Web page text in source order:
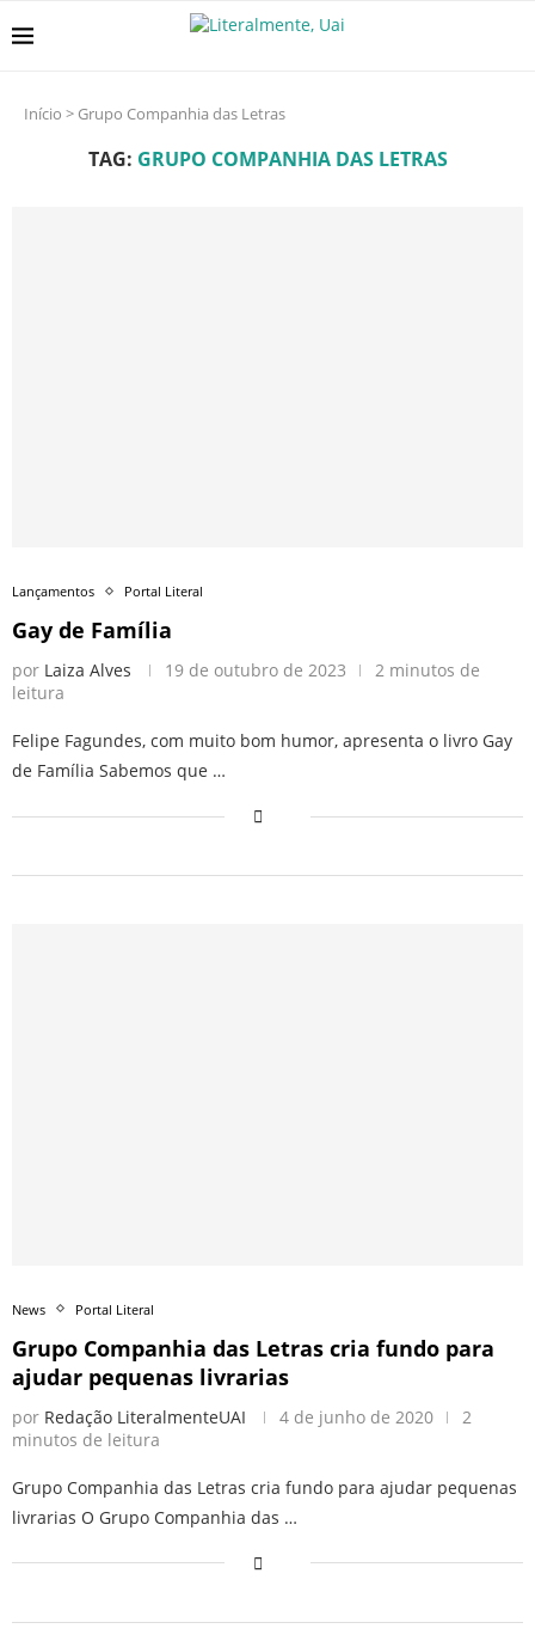
Início > Grupo Companhia das Letras
TAG: GRUPO COMPANHIA DAS LETRAS
Lançamentos Portal Literal
Gay de Família
por Laiza Alves 19 de outubro de 2023
2 minutos de
leitura
Felipe Fagundes, com muito bom humor, apresenta o livro Gay
de Família Sabemos que …
News Portal Literal
Grupo Companhia das Letras cria fundo para
ajudar pequenas livrarias
por Redação LiteralmenteUAI 4 de junho de 2020
2
minutos de leitura
Grupo Companhia das Letras cria fundo para ajudar pequenas
livrarias O Grupo Companhia das …